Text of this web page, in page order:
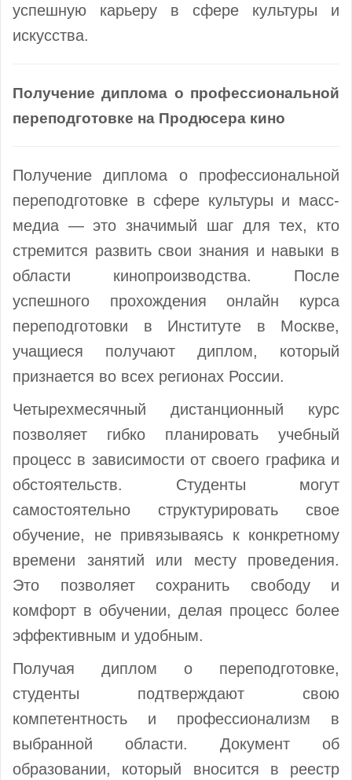
успешную карьеру в сфере культуры и
искусства.
Получение диплома о профессиональной
переподготовке на Продюсера кино
Получение диплома о профессиональной
переподготовке в сфере культуры и масс-
медиа — это значимый шаг для тех, кто
стремится развить свои знания и навыки в
области кинопроизводства. После
успешного прохождения онлайн курса
переподготовки в Институте в Москве,
учащиеся получают диплом, который
признается во всех регионах России.
Четырехмесячный дистанционный курс
позволяет гибко планировать учебный
процесс в зависимости от своего графика и
обстоятельств. Студенты могут
самостоятельно структурировать свое
обучение, не привязываясь к конкретному
времени занятий или месту проведения.
Это позволяет сохранить свободу и
комфорт в обучении, делая процесс более
эффективным и удобным.
Получая диплом о переподготовке,
студенты подтверждают свою
компетентность и профессионализм в
выбранной области. Документ об
образовании, который вносится в реестр